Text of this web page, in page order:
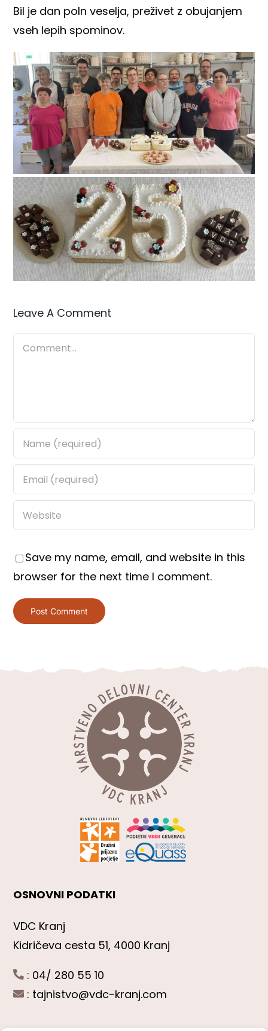
Bil je dan poln veselja, preživet z obujanjem
vseh lepih spominov.
Leave A Comment
Comment
Save my name, email, and website in this
browser for the next time I comment.
OSNOVNI PODATKI
VDC Kranj
Kidričeva cesta 51, 4000 Kranj
: 04/ 280 55 10
: tajnistvo@vdc-kranj.com